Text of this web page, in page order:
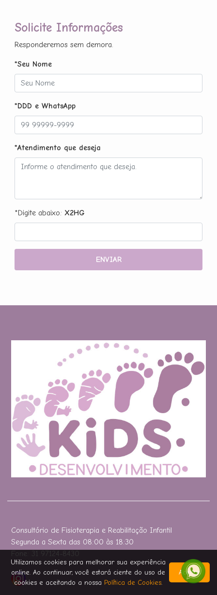
Solicite Informações
Responderemos sem demora.
*Seu Nome
*DDD e WhatsApp
*Atendimento que deseja
*Digite abaixo: X2HG
ENVIAR
Consultório de Fisioterapia e Reabilitação Infantil
Segunda a Sexta das 08:00 às 18:30
Fone: 31 97124-8430
Utilizamos cookies para melhorar sua experiência
online. Ao continuar, você estará ciente do uso de
cookies e aceitando a nossa Política de Cookies.
Aceitar